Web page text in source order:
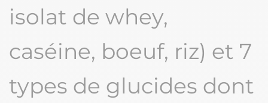
isolat de whey,
caséine, boeuf, riz) et 7
types de glucides dont